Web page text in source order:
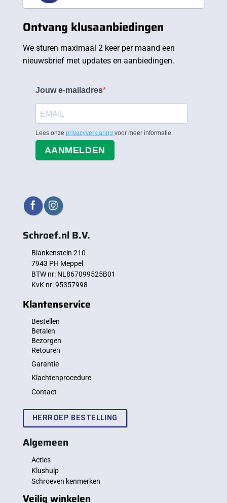
Ontvang klusaanbiedingen
We sturen maximaal 2 keer per maand een
nieuwsbrief met updates en aanbiedingen.
Jouw e-mailadres
Lees onze privacyverklaring voor meer informatie.
AANMELDEN
Schroef.nl B.V.
Blankenstein 210
7943 PH Meppel
BTW nr: NL867099525B01
KvK nr: 95357998
Klantenservice
Bestellen
Betalen
Bezorgen
Retouren
Garantie
Klachtenprocedure
Contact
HERROEP BESTELLING
Algemeen
Acties
Klushulp
Schroeven kenmerken
Veilig winkelen